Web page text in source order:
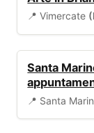
📍 Vimercate
Santa
📍 Santa